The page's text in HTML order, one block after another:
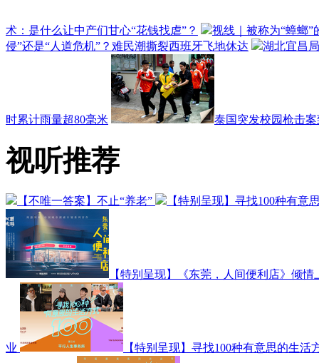
术：是什么让中产们甘心“花钱找虐”？
视线｜被称为“蟑螂
侵”还是“人道危机”？难民潮撕裂西班牙飞地休达
湖北宜昌
时累计雨量超80毫米 泰国突发校园枪击
视听推荐
【不唯一答案】不止“养老” 【特别呈现】寻找100种有意
【特别呈现】《东莞，人间便利店》倾
业 【特别呈现】寻找100种有意思的生活